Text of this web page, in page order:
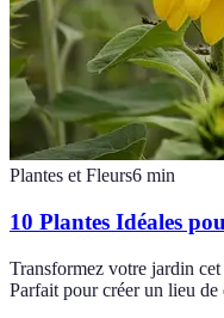
Plantes et Fleurs6 min
10 Plantes Idéales
Transformez votre jardin cet
Parfait pour créer un lieu de